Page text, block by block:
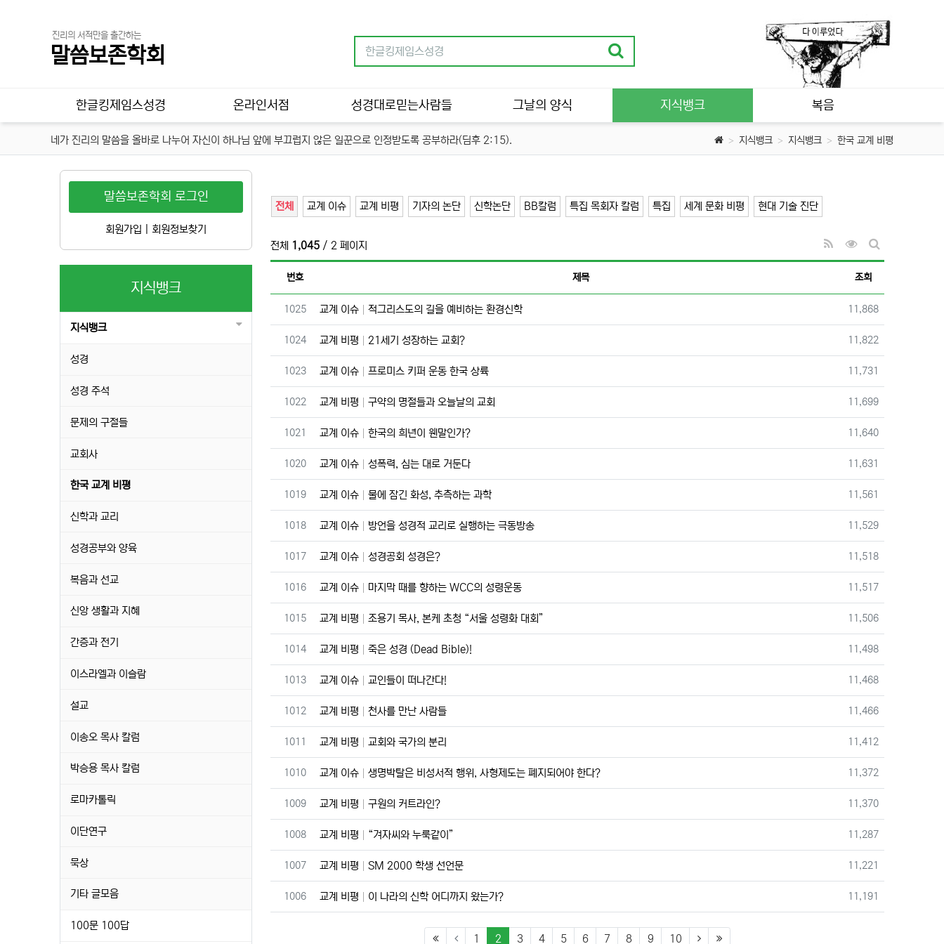
진리의 서적만을 출간하는
말씀보존학회
한글킹제임스성경 온라인서점 성경대로믿는사람들 그날의 양식 지식뱅크 복음
네가 진리의 말씀을 올바로 나누어 자신이 하나님 앞에 부끄럽지 않은 일꾼으로 인정받도록 공부하라(딤후 2:15). 지식뱅크 지식뱅크 한국 교계 비평
전체 교계 이슈 교계 비평 기자의 논단 신학논단 BB칼럼 특집 목회자 칼럼 특집 세계 문화 비평 현대 기술 진단
전체 1,045 / 2 페이지 RSS
조회순 정렬
게시판 검색
번호
제목 조회
번호
1025 교계 이슈 적그리스도의 길을 예비하는 환경신학 조회
11,868
번호
1024 교계 비평 21세기 성장하는 교회? 조회
11,822
번호
1023 교계 이슈 프로미스 키퍼 운동 한국 상륙 조회
11,731
번호
1022 교계 비평 구약의 명절들과 오늘날의 교회 조회
11,699
번호
1021 교계 이슈 한국의 희년이 웬말인가? 조회
11,640
번호
1020 교계 이슈 성폭력, 심는 대로 거둔다 조회
11,631
번호
1019 교계 이슈 물에 잠긴 화성, 추측하는 과학 조회
11,561
번호
1018 교계 이슈 방언을 성경적 교리로 실행하는 극동방송 조회
11,529
번호
1017 교계 이슈 성경공회 성경은? 조회
11,518
번호
1016 교계 이슈 마지막 때를 향하는 WCC의 성령운동 조회
11,517
번호
1015 교계 비평 조용기 목사, 본케 초청 “서울 성령화 대회” 조회
11,506
번호
1014 교계 비평 죽은 성경 (Dead Bible)! 조회
11,498
번호
1013 교계 이슈 교인들이 떠나간다! 조회
11,468
번호
1012 교계 비평 천사를 만난 사람들 조회
11,466
번호
1011 교계 비평 교회와 국가의 분리 조회
11,412
번호
1010 교계 이슈 생명박탈은 비성서적 행위, 사형제도는 폐지되어야 한다? 조회
11,372
번호
1009 교계 비평 구원의 커트라인? 조회
11,370
번호
1008 교계 비평 “겨자씨와 누룩같이” 조회
11,287
번호
1007 교계 비평 SM 2000 학생 선언문 조회
11,221
번호
1006 교계 비평 이 나라의 신학 어디까지 왔는가? 조회
11,191
1 2(current)
3 4 5 6 7 8 9 10
말씀보존학회 로그인
회원가입 회원정보찾기
지식뱅크
지식뱅크
성경
성경 주석
문제의 구절들
교회사
한국 교계 비평
신학과 교리
성경공부와 양육
복음과 선교
신앙 생활과 지혜
간증과 전기
이스라엘과 이슬람
설교
이송오 목사 칼럼
박승용 목사 칼럼
로마카톨릭
이단연구
묵상
기타 글모음
100문 100답